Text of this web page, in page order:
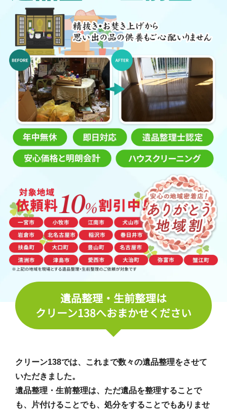
遺品整理・生前整理は
クリーン138へおまかせください
クリーン138では、これまで数々の遺品整理をさせて
いただきました。
遺品整理・生前整理は、ただ遺品を整理することで
も、片付けることでも、処分をすることでもありませ